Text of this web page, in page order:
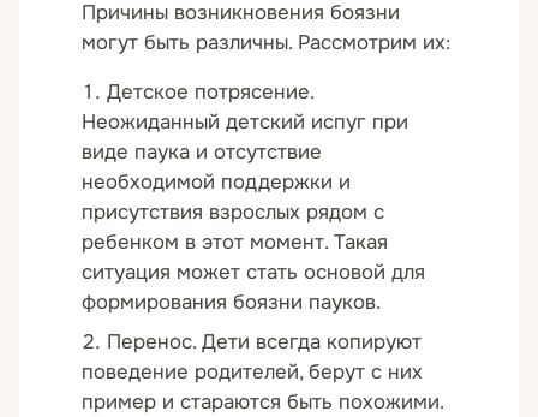
Причины возникновения боязни
могут быть различны. Рассмотрим их:
Детское потрясение.
Неожиданный детский испуг при
виде паука и отсутствие
необходимой поддержки и
присутствия взрослых рядом с
ребенком в этот момент. Такая
ситуация может стать основой для
формирования боязни пауков.
Перенос. Дети всегда копируют
поведение родителей, берут с них
пример и стараются быть похожими.